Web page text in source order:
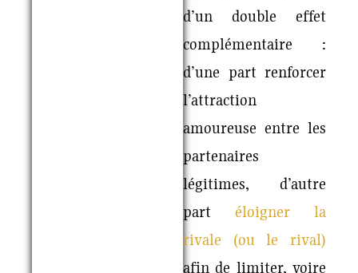
d’un double effet
complémentaire :
d’une part renforcer
l’attraction
amoureuse entre les
partenaires
légitimes, d’autre
partéloigner la
rivale (ou le rival)
afin de limiter, voire